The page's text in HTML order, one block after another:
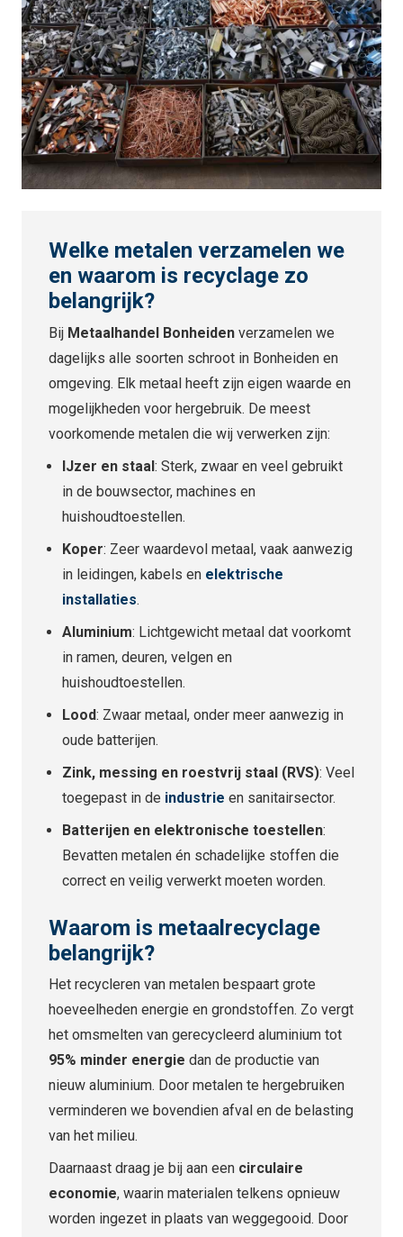
Welke metalen verzamelen we
en waarom is recyclage zo
belangrijk?
Bij Metaalhandel Bonheiden verzamelen we
dagelijks alle soorten schroot in Bonheiden en
omgeving. Elk metaal heeft zijn eigen waarde en
mogelijkheden voor hergebruik. De meest
voorkomende metalen die wij verwerken zijn:
IJzer en staal: Sterk, zwaar en veel gebruikt
in de bouwsector, machines en
huishoudtoestellen.
Koper: Zeer waardevol metaal, vaak aanwezig
in leidingen, kabels en elektrische
installaties.
Aluminium: Lichtgewicht metaal dat voorkomt
in ramen, deuren, velgen en
huishoudtoestellen.
Lood: Zwaar metaal, onder meer aanwezig in
oude batterijen.
Zink, messing en roestvrij staal (RVS): Veel
toegepast in de industrie en sanitairsector.
Batterijen en elektronische toestellen:
Bevatten metalen én schadelijke stoffen die
correct en veilig verwerkt moeten worden.
Waarom is metaalrecyclage
belangrijk?
Het recycleren van metalen bespaart grote
hoeveelheden energie en grondstoffen. Zo vergt
het omsmelten van gerecycleerd aluminium tot
95% minder energie dan de productie van
nieuw aluminium. Door metalen te hergebruiken
verminderen we bovendien afval en de belasting
van het milieu.
Daarnaast draag je bij aan een circulaire
economie, waarin materialen telkens opnieuw
worden ingezet in plaats van weggegooid. Door